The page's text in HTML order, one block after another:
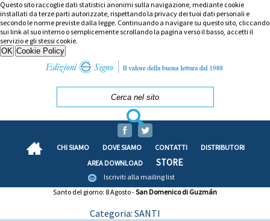
Questo sito raccoglie dati statistici anonimi sulla navigazione, mediante cookie
installati da terze parti autorizzate, rispettando la privacy dei tuoi dati personali e
secondo le norme previste dalla legge. Continuando a navigare su questo sito, cliccando
sui link al suo interno o semplicemente scrollando la pagina verso il basso, accetti il
servizio e gli stessi cookie.
CHI SIAMO DOVE SIAMO CONTATTI
DISTRIBUTORI
AREA DOWNLOAD
STORE
Iscriviti alla mailing list
Santo del giorno: 8 Agosto -San Domenico di Guzmán
Categoria: SANTI